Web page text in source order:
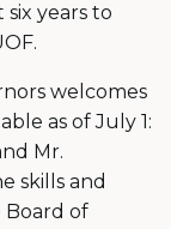
years to
welcomes
as of July 1:
Mr.
skills and
Board of